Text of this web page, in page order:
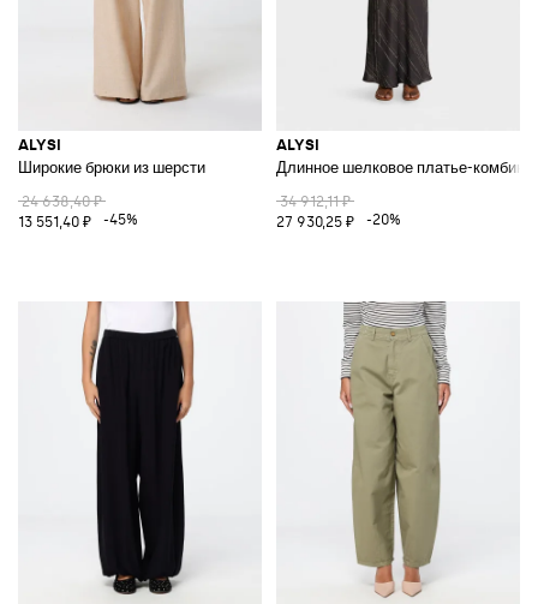
ALYSI
Широкие брюки из шерсти
24 638,40 ₽
13 551,40 ₽
-45%
ALYSI
Длинное шелковое платье-
34 912,11 ₽
27 930,25 ₽
-20%